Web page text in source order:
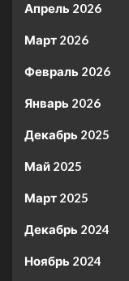
Апрель 2026
Март 2026
Февраль 2026
Январь 2026
Декабрь 2025
Май 2025
Март 2025
Декабрь 2024
Ноябрь 2024